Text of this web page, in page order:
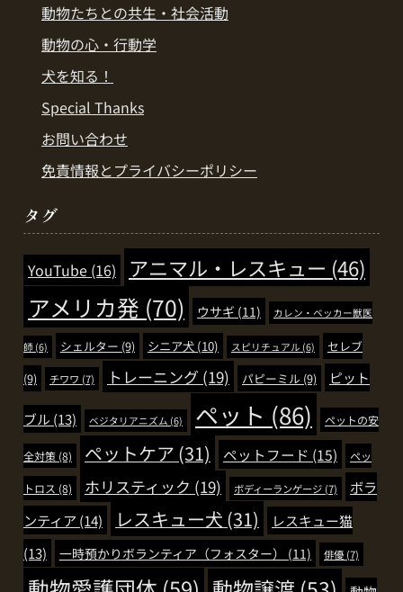
動物たちとの共生・社会活動
動物の心・行動学
犬を知る！
Special Thanks
お問い合わせ
免責情報とプライバシーポリシー
タグ
YouTube (16) アニマル・レスキュー (46)
アメリカ発 (70) ウサギ (11) カレン・ベッカー獣医
師 (6) シェルター (9) シニア犬 (10) スピリチュアル (6)
セレブ
(9)
チワワ (7) トレーニング (19) パピーミル (9) ピット
ブル (13) ベジタリアニズム (6) ペット (86) ペットの安
全対策 (8) ペットケア (31) ペットフード (15) ペッ
トロス (8) ホリスティック (19) ボディーランゲージ (7)
ボラ
ンティア (14) レスキュー犬 (31)
レスキュー猫
(13)
一時預かりボランティア（フォスター） (11) 俳優 (7)